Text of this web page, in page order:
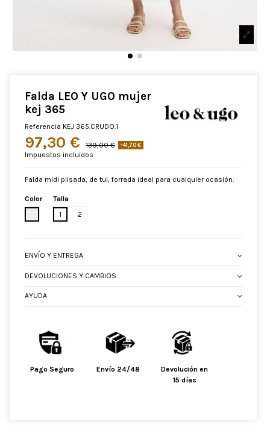
Falda LEO Y UGO mujer
kej 365
Referencia KEJ 365.CRUDO.1
97,30 € 139,00 € -41,70 €
Impuestos incluidos
Falda midi plisada, de tul, forrada ideal para cualquier ocasión.
Color
Talla
1
2
ENVÍO Y ENTREGA
DEVOLUCIONES Y CAMBIOS
AYUDA
Pago Seguro Envío 24/48
Devolución en
15 días